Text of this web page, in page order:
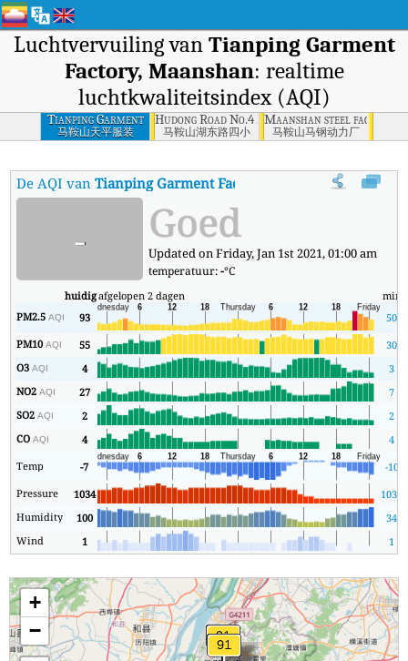
Luchtvervuiling van Tianping Garment
Factory, Maanshan: realtime
luchtkwaliteitsindex (AQI)
Tianping Garment
Factory, Maanshan
马鞍山天平服装
Hudong Road No.4 Elementary School,
马鞍山湖东路四小
Maanshan steel factory
马鞍山马钢动力厂
De AQI vanTianping Garment Factory, Maanshan: De
- Goed
Updated on Friday, Jan 1st 2021, 01:00 am
temperatuur:-°C
huidigafgelopen 2 dagen min
PM2.5AQI 93
50
PM10AQI 55
30
O3AQI 4
3
NO2AQI 27
7
SO2AQI 2
2
COAQI 4
4
Temp
-7
-10
Pressure
1034 1034
Humidity
100
34
Wind
1 1
+
−